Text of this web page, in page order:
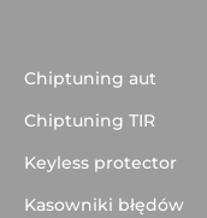
Chiptuning aut
Chiptuning TIR
Keyless protector
Kasowniki błędów